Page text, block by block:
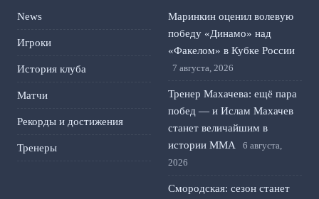
News
Игроки
История клуба
Матчи
Рекорды и достижения
Тренеры
Маринкин оценил волевую
победу «Динамо» над
«Факелом» в Кубке России
7 августа, 2026
Тренер Махачева: ещё пара
побед — и Ислам Махачев
станет величайшим в
истории ММА
6 августа,
2026
Смородская: сезон станет